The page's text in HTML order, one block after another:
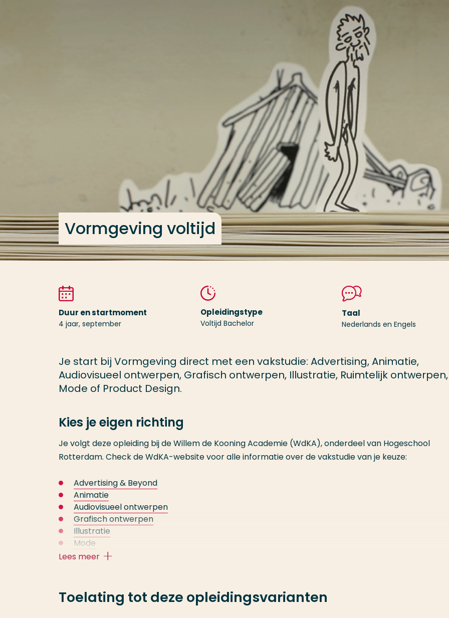
Vormgeving voltijd
Duur en startmoment
4 jaar, september
Opleidingstype
Voltijd Bachelor
Taal
Nederlands en Engels
Je start bij Vormgeving direct met een vakstudie: Advertising, Animatie,
Audiovisueel ontwerpen, Grafisch ontwerpen, Illustratie, Ruimtelijk ontwerpen,
Mode of Product Design.
Kies je eigen richting
Je volgt deze opleiding bij de Willem de Kooning Academie (WdKA), onderdeel van Hogeschool
Rotterdam. Check de WdKA-website voor alle informatie over de vakstudie van je keuze:
Advertising & Beyond
Animatie
Audiovisueel ontwerpen
Grafisch ontwerpen
Illustratie
Mode
Product Design
*Erasmus Universiteit Rotterdam en de Willem de Kooning Academie bieden een unieke kans
Lees meer
Toelating tot deze opleidingsvarianten